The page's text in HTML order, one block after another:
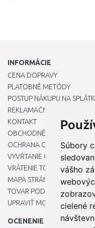
Súbory
vášho
cielené
INFORMÁCIE
CENA DOPRAVY
PLATOBNÉ METÓDY
POSTUP NÁKUPU NA
REKLAMAČNÝ PORIADOK
KONTAKT
OBCHODNÉ PODMIENKY
OCHRANA OSOBNÝCH
VYVŔTANIE OTVORU DO
VRÁTENIE TOVARU /
MAPA STRÁNOK
TOVAR PODĽA ZNAČIEK
UPRAVIŤ MOJE
OCENENIE